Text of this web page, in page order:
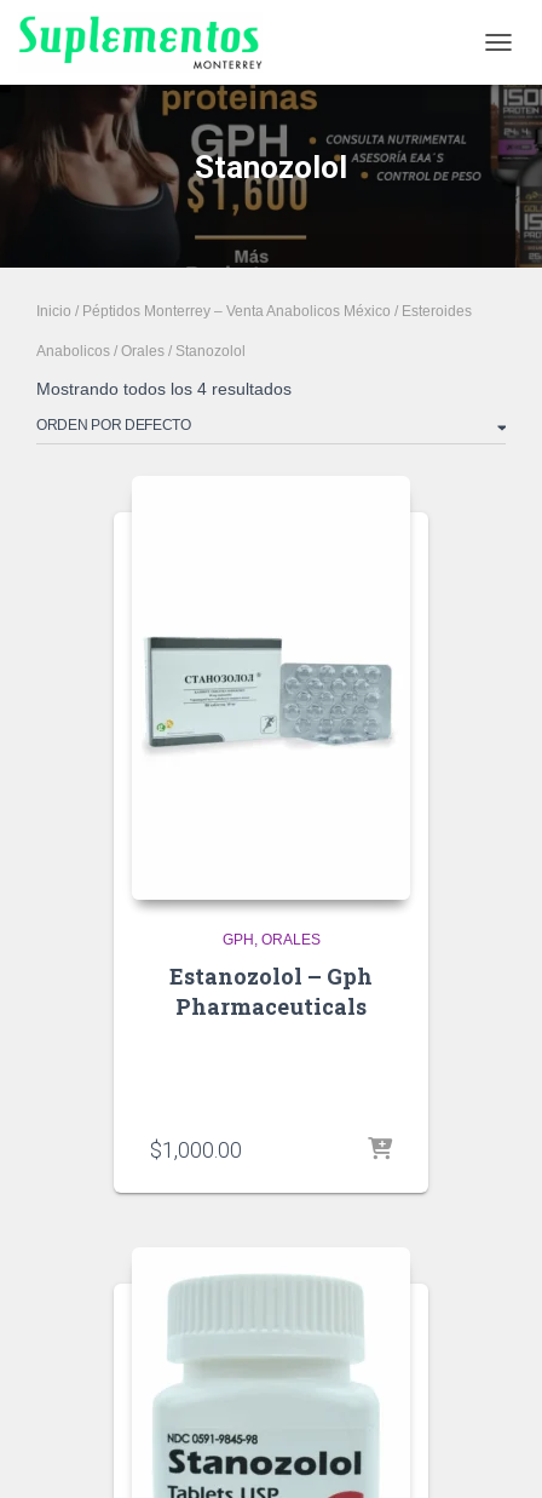
Stanozolol
Inicio / Péptidos Monterrey – Venta Anabolicos México / Esteroides
Anabolicos / Orales / Stanozolol
Mostrando todos los 4 resultados
GPH ORALES
Estanozolol – Gph
Pharmaceuticals
$1,000.00